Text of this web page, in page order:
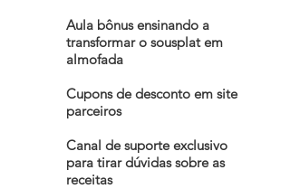
Aula bônus ensinando a
transformar o sousplat em
almofada
Cupons de desconto em site
parceiros
Canal de suporte exclusivo
para tirar dúvidas sobre as
receitas